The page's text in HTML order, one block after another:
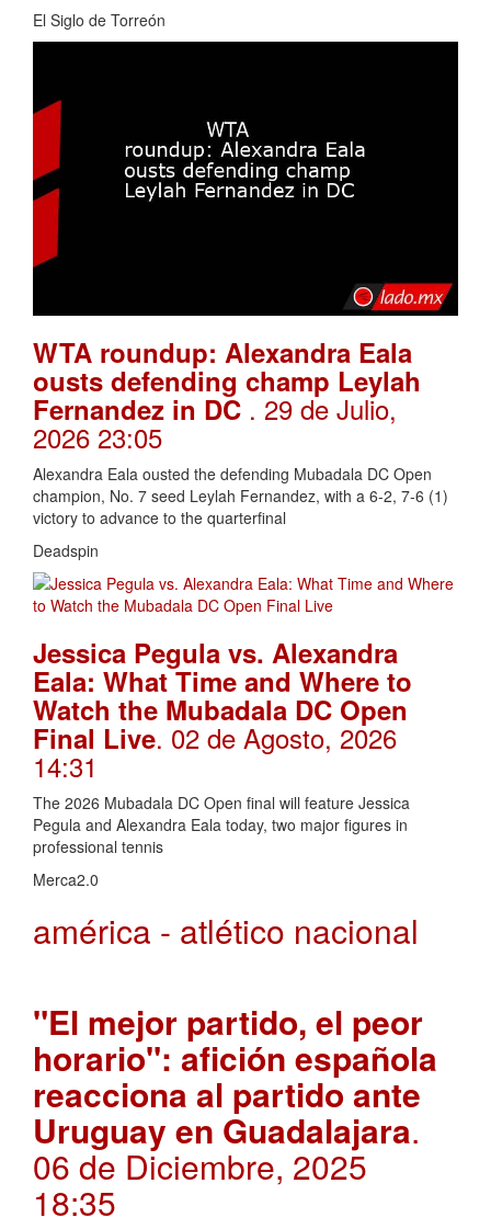
El Siglo de Torreón
WTA roundup: Alexandra Eala
ousts defending champ Leylah
Fernandez in DC . 29 de Julio,
2026 23:05
Alexandra Eala ousted the defending Mubadala DC Open
champion, No. 7 seed Leylah Fernandez, with a 6-2, 7-6 (1)
victory to advance to the quarterfinal
Deadspin
Jessica Pegula vs. Alexandra
Eala: What Time and Where to
Watch the Mubadala DC Open
Final Live. 02 de Agosto, 2026
14:31
The 2026 Mubadala DC Open final will feature Jessica
Pegula and Alexandra Eala today, two major figures in
professional tennis
Merca2.0
américa - atlético nacional
"El mejor partido, el peor
horario": afición española
reacciona al partido ante
Uruguay en Guadalajara.
06 de Diciembre, 2025
18:35